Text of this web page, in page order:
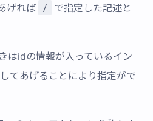
げれば /
で指定した記述と
はidの情報が入っているイン
てあげることにより指定がで